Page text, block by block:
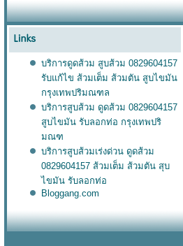
บริการดูดส้วม สูบส้วม 0829604157
รับแก้ไข ส้วมเต็ม ส้วมตัน สูบไขมัน
กรุงเทพปริมณฑล
บริการสูบส้วม ดูดส้วม 0829604157
สูบไขมัน รับลอกท่อ กรุงเทพปริ
มณฑ
บริการสูบส้วมเร่งด่วน ดูดส้วม
0829604157 ส้วมเต็ม ส้วมตัน สุบ
ไขมัน รับลอกท่อ
Bloggang.com